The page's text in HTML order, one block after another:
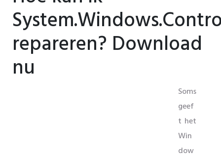
repareren? Download
nu
Soms
geef
t het
Win
dow